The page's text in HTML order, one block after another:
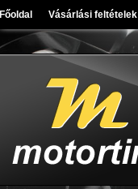
Főoldal Vásárlási feltételek